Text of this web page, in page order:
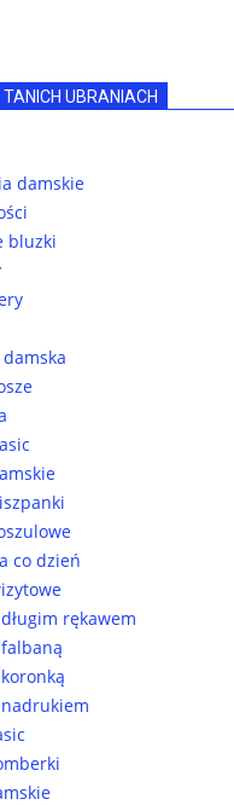
UBRANIACH
damskie
bluzki
co dzień
rękawem